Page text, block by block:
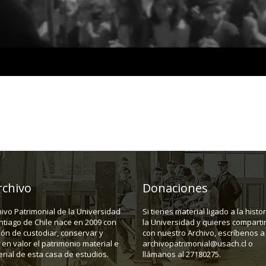
Patrimonial de la Universidad
de Chile nace en 2009 con
de custodiar, conservar y
valor el patrimonio material e
de esta casa de estudios.
Donaciones
Si tienes material ligado a la
la Universidad y quieres
con nuestro Archivo, escríbenos a
archivopatrimonial@usach.cl o
llámanos al 27180275.